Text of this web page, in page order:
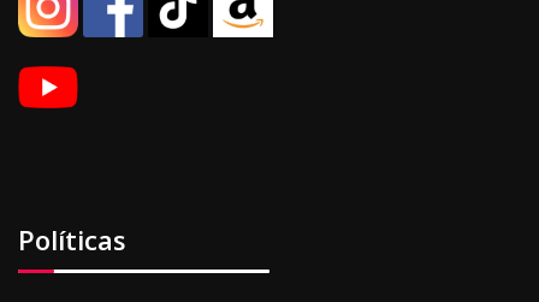
Políticas